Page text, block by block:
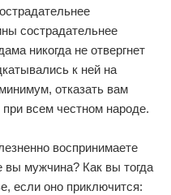
сострадательнее
никогда не отвергнет
к ней на
отказать вам
при всем честном народе.
воспринимаете
вы мужчина? Как вы тогда
если оно приключится: